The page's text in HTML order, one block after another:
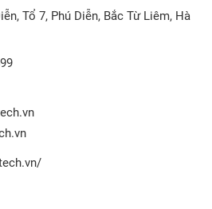
Tổ 7, Phú Diễn, Bắc Từ Liêm, Hà